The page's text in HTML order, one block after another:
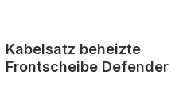
Kabelsatz beheizte
Frontscheibe Defender